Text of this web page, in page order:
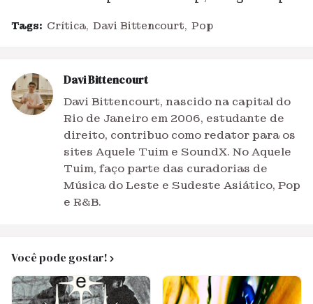
Tags: Crítica Davi Bittencourt Pop
Davi Bittencourt
Davi Bittencourt, nascido na capital do
Rio de Janeiro em 2006, estudante de
direito, contribuo como redator para os
sites Aquele Tuim e SoundX. No Aquele
Tuim, faço parte das curadorias de
Música do Leste e Sudeste Asiático, Pop
e R&B.
Você pode gostar!